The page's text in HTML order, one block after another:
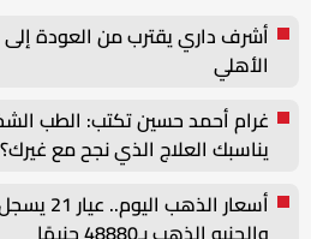
أشرف داري يقترب من العودة إلى
الأهلي
غرام أحمد حسين تكتب: الطب
يناسبك العلاج الذي نجح مع غيرك؟